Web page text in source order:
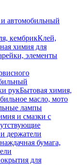
автомобильный
кембрикКлей,
химия для
элементы
рукБытовая химия,
масло, мото
лампы
и смазки с
держатели
бумага,
для